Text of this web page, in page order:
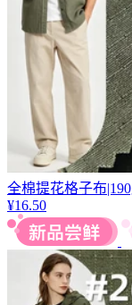
全棉提花格子布
¥16.50